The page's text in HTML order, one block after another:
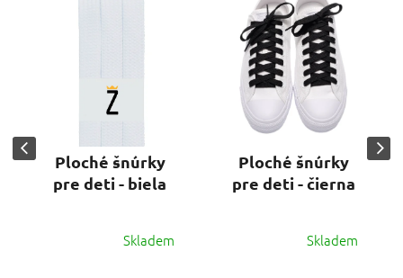
Ploché šnúrky
pre deti - biela
Skladem
Ploché šnúrky
pre deti - čierna
Skladem